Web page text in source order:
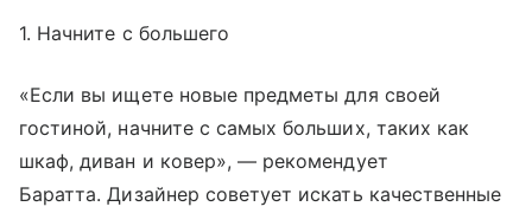
1. Начните с большего
«Если вы ищете новые предметы для своей
гостиной, начните с самых больших, таких как
шкаф, диван и ковер», — рекомендует
Баратта. Дизайнер советует искать качественные